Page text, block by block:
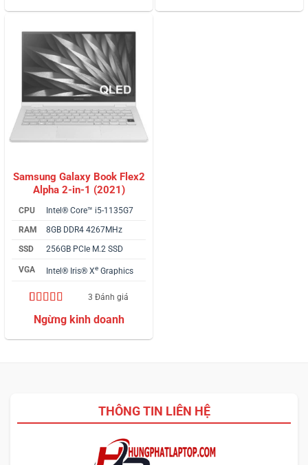
Samsung Galaxy Book Flex2
Alpha 2-in-1 (2021)
CPU
Intel® Core™ i5-1135G7
RAM
8GB DDR4 4267MHz
SSD
256GB PCIe M.2 SSD
VGA Intel® Iris® Xe Graphics
5.00 trên 5
dựa trên
3
3 Đánh giá
THÔNG TIN LIÊN HỆ